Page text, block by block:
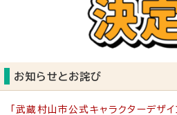
お知らせとお詫び
「武蔵村山市公式キャラクターデザ